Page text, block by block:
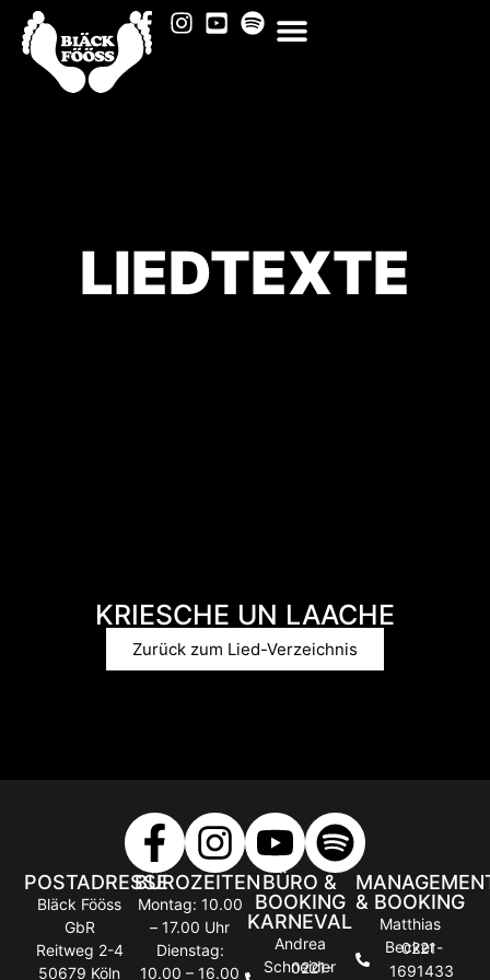
LIEDTEXTE
KRIESCHE UN LAACHE
Zurück zum Lied-Verzeichnis
POSTADRESSE
Bläck Fööss
GbR
Reitweg 2-4
50679 Köln
BÜROZEITEN
Montag: 10.00
– 17.00 Uhr
Dienstag:
10.00 – 16.00
BÜRO &
BOOKING
KARNEVAL
Andrea
Schneider
0221-
& BOOKING
Matthias
Becker
0221-
1691433